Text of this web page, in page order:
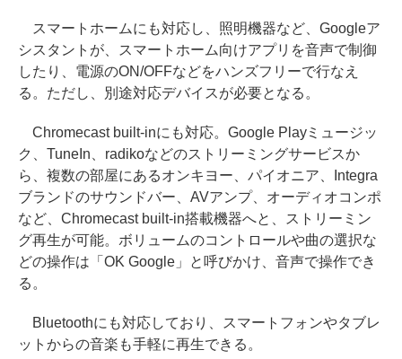
スマートホームにも対応し、照明機器など、Googleア
シスタントが、スマートホーム向けアプリを音声で制御
したり、電源のON/OFFなどをハンズフリーで行なえ
る。ただし、別途対応デバイスが必要となる。
Chromecast built-inにも対応。Google Playミュージッ
ク、TuneIn、radikoなどのストリーミングサービスか
ら、複数の部屋にあるオンキヨー、パイオニア、Integra
ブランドのサウンドバー、AVアンプ、オーディオコンポ
など、Chromecast built-in搭載機器へと、ストリーミン
グ再生が可能。ボリュームのコントロールや曲の選択な
どの操作は「OK Google」と呼びかけ、音声で操作でき
る。
Bluetoothにも対応しており、スマートフォンやタブレ
ットからの音楽も手軽に再生できる。